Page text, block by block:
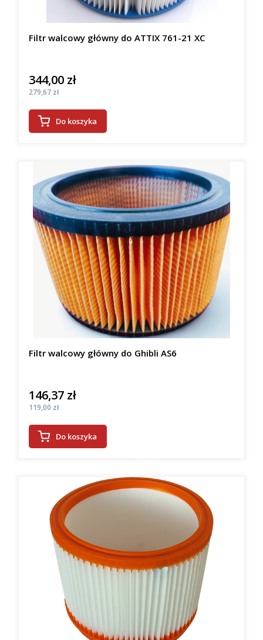
Filtr walcowy główny do ATTIX 761-21 XC
Cena
344,00 zł
Cena
279,67 zł
Do koszyka
Filtr walcowy główny do Ghibli AS6
Cena
146,37 zł
Cena
119,00 zł
Do koszyka